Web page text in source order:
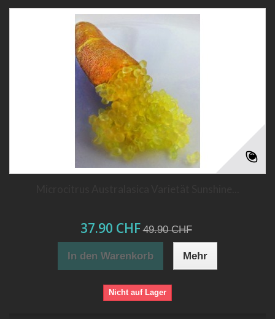
37.90 CHF 49.90 CHF
In den Warenkorb Mehr
Nicht auf Lager